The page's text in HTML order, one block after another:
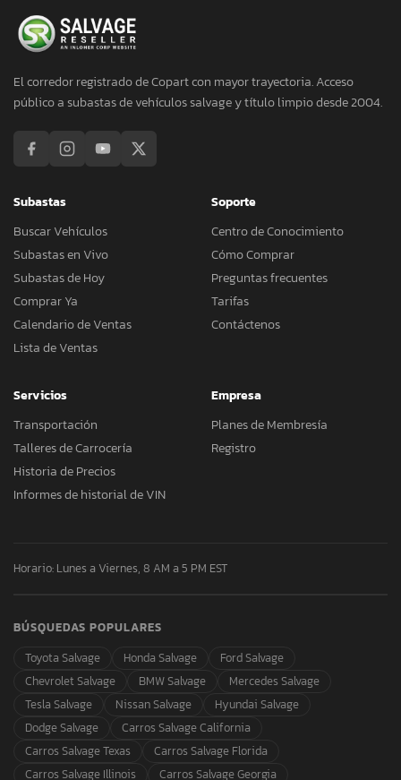
El corredor registrado de Copart con mayor trayectoria. Acceso
público a subastas de vehículos salvage y título limpio desde 2004.
Subastas
Buscar Vehículos
Subastas en Vivo
Subastas de Hoy
Comprar Ya
Calendario de Ventas
Lista de Ventas
Soporte
Centro de Conocimiento
Cómo Comprar
Preguntas frecuentes
Tarifas
Contáctenos
Servicios
Transportación
Talleres de Carrocería
Historia de Precios
Informes de historial de VIN
Empresa
Planes de Membresía
Registro
Horario: Lunes a Viernes, 8 AM a 5 PM EST
BÚSQUEDAS POPULARES
Toyota Salvage
Honda Salvage
Ford Salvage
Chevrolet Salvage
BMW Salvage
Mercedes Salvage
Tesla Salvage
Nissan Salvage
Hyundai Salvage
Dodge Salvage
Carros Salvage California
Carros Salvage Texas
Carros Salvage Florida
Carros Salvage Illinois
Carros Salvage Georgia